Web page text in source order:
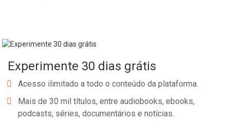
Experimente 30 dias grátis
Acesso ilimitado a todo o conteúdo da plataforma.
Mais de 30 mil títulos, entre audiobooks, ebooks,
podcasts, séries, documentários e notícias.